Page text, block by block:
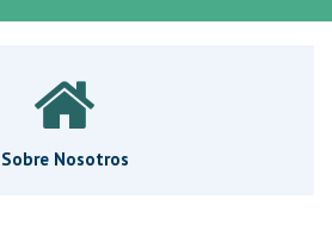
Sobre Nosotros